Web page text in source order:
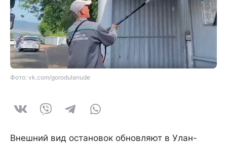
Фото: vk.com/gorodulanude
Внешний вид остановок обновляют в Улан-